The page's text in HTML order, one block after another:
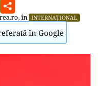
, în INTERNAȚIONAL
în Google